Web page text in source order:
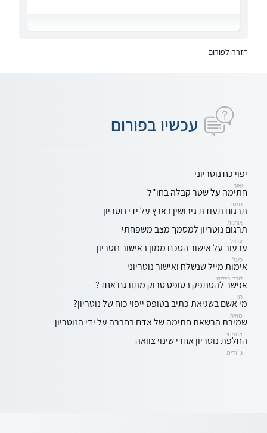
חזרה לפורום
עכשיו בפורום
יפוי כח נוטריוני
יאיר
חתימה על שטר קבלה בחו"ל
נעמי
תרגום תעודת גירושין בארץ על ידי נוטריון
אורנית
תרגום נוטריון למסמך מצב משפחתי
ענבל
ערעור על אישור הסכם ממון באישור נוטריון
סיגל
אימות מייל שנשלח ואישור נוטריוני
לורד בייליש
אפשר להסתפק בטופס סרוק מתורגם אחד?
רון
מי אשם בשגיאת כתיב בטופס ייפוי כוח של נוטריון?
מאיה
שמירת הרשאת חתימה של אדם בחברה על ידי הנוטריון
אנונימי
החלפת נוטריון אחרי שינוי צוואה
ג`ודית